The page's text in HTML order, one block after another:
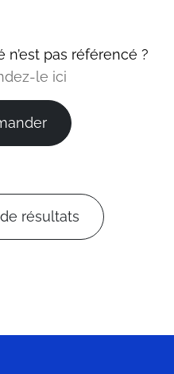
pas référencé ?
le ici
résultats